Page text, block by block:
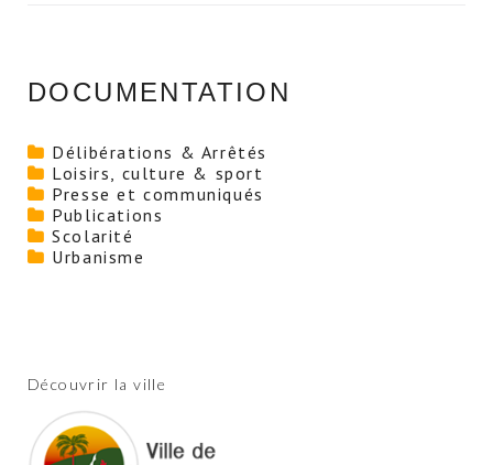
DOCUMENTATION
Délibérations & Arrêtés
Loisirs, culture & sport
Presse et communiqués
Publications
Scolarité
Urbanisme
Découvrir la ville